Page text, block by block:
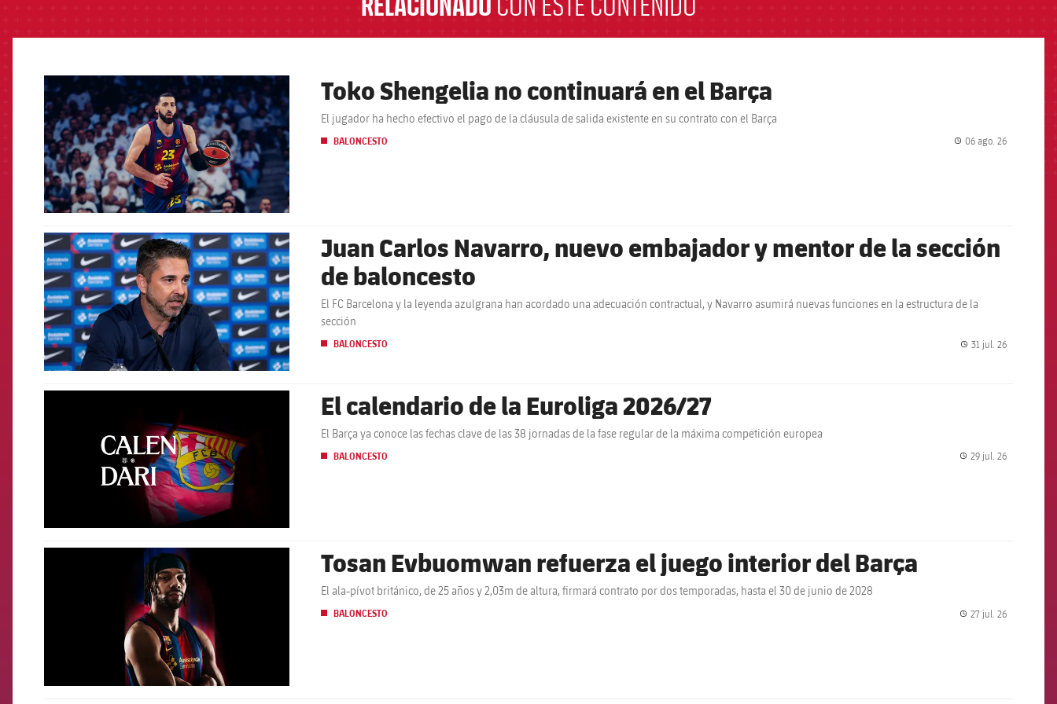
FCB Barcelona badge Toko Shengelia no continuará en el Barça
El jugador ha hecho efectivo el pago de la cláusula de salida existente en su contrato con el Barça
BALONCESTO 06 ago. 26
FCB Barcelona badge
Juan Carlos Navarro, nuevo embajador y mentor de la sección
de baloncesto
El FC Barcelona y la leyenda azulgrana han acordado una adecuación contractual, y Navarro asumirá nuevas funciones en la estructura de la
sección
BALONCESTO 31 jul. 26
El calendario de la Euroliga 2026/27
El Barça ya conoce las fechas clave de las 38 jornadas de la fase regular de la máxima competición europea
BALONCESTO 29 jul. 26
Tosan Evbuomwan refuerza el juego interior del Barça
El ala-pívot británico, de 25 años y 2,03m de altura, firmará contrato por dos temporadas, hasta el 30 de junio de 2028
BALONCESTO 27 jul. 26